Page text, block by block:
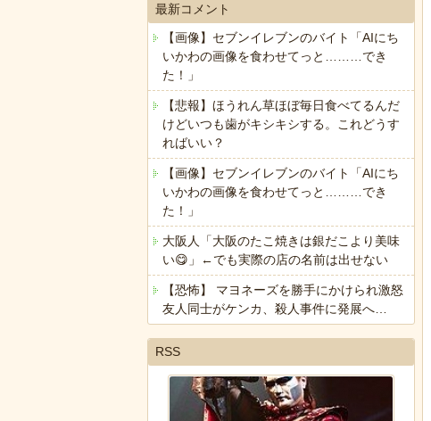
最新コメント
【画像】セブンイレブンのバイト「AIにち
いかわの画像を食わせてっと………でき
た！」
【悲報】ほうれん草ほぼ毎日食べてるんだ
けどいつも歯がキシキシする。これどうす
ればいい？
【画像】セブンイレブンのバイト「AIにち
いかわの画像を食わせてっと………でき
た！」
大阪人「大阪のたこ焼きは銀だこより美味
い😋」←でも実際の店の名前は出せない
【恐怖】 マヨネーズを勝手にかけられ激怒
友人同士がケンカ、殺人事件に発展へ…
RSS